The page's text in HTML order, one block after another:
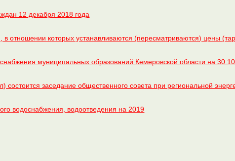
12 декабря 2018 года
отношении которых устанавливаются (пересматриваются) цены
муниципальных образований Кемеровской области на
заседание общественного совета при региональной
водоснабжения, водоотведения на 2019